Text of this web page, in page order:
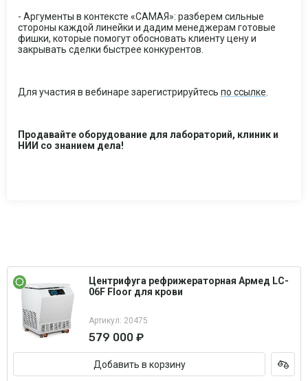
- Аргументы в контексте «САМАЯ»: разберем сильные
стороны каждой линейки и дадим менеджерам готовые
фишки, которые помогут обосновать клиенту цену и
закрывать сделки быстрее конкурентов.
Для участия в вебинаре зарегистрируйтесь по ссылке
Продавайте оборудование для лабораторий, клиник и
НИИ со знанием дела!
Центрифуга рефрижераторная Армед LC-
06F Floor для крови
Артикул: 20475
579 000 ₽
Добавить в корзину